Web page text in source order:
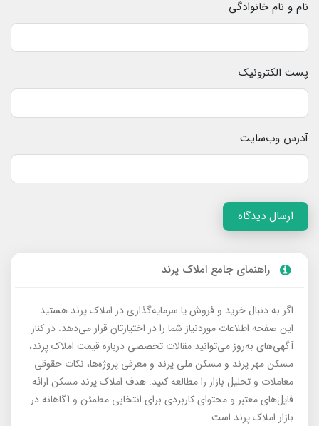
نام و نام خانوادگی
پست الکترونیک
آدرس وب‌سایت
ارسال دیدگاه
راهنمای جامع املاک پرند
اگر به دنبال خرید و فروش یا سرمایه‌گذاری در املاک پرند هستید
این صفحه اطلاعات موردنیاز شما را در اختیارتان قرار می‌دهد. در کنار
آگهی‌های به‌روز می‌توانید مقالات تخصصی درباره قیمت املاک پرند،
مسکن مهر پرند و مسکن ملی پرند و معرفی پروژه‌ها، نکات حقوقی
معاملات و تحلیل بازار را مطالعه کنید. هدف املاک پرند مسکن ارائه
فایل‌های معتبر و محتوای کاربردی برای انتخابی مطمئن و آگاهانه در
بازار املاک پرند است.